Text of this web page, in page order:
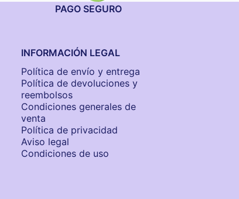
PAGO SEGURO
INFORMACIÓN LEGAL
Política de envío y entrega
Política de devoluciones y
reembolsos
Condiciones generales de
venta
Política de privacidad
Aviso legal
Condiciones de uso